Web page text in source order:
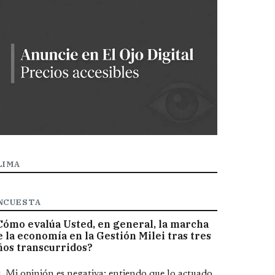
evalúa Usted, en general, la marcha
la economía en la Gestión Milei tras tres
transcurridos?